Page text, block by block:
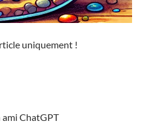
uniquement !
ami ChatGPT